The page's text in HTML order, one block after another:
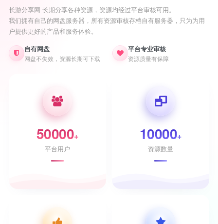
长游分享网 长期分享各种资源，资源均经过平台审核可用。
我们拥有自己的网盘服务器，所有资源审核存档自有服务器，只为为用
户提供更好的产品和服务体验。
自有网盘
网盘不失效，资源长期可下载
平台专业审核
资源质量有保障
50000+
平台用户
10000+
资源数量